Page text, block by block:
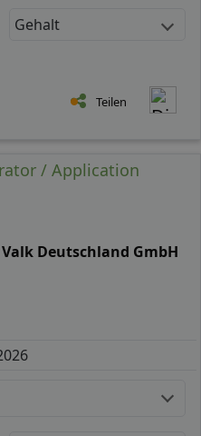
Gehalt
Teilen
/ Application
Deutschland GmbH